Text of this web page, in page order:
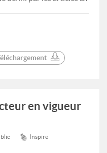
en vigueur
Inspire